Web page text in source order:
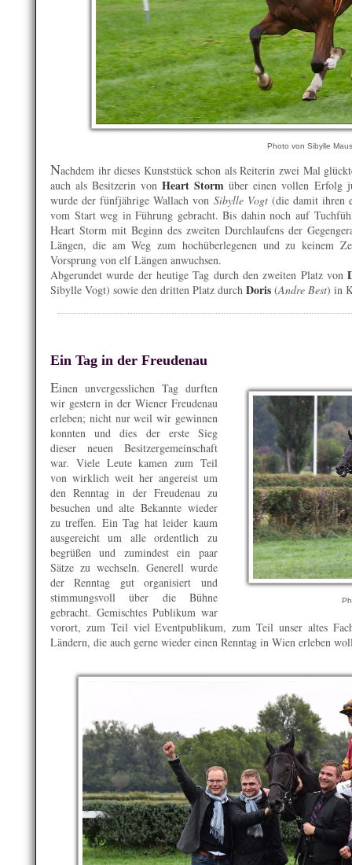
Photo von Sibylle Maus
Nachdem ihr dieses Kunststück schon als Reiterin zwei Mal
auch als Besitzerin vonHeart Storm über einen vollen Erfolg
wurde der fünfjährige Wallach von Sibylle Vogt(die damit ihren
vom Start weg in Führung gebracht. Bis dahin noch auf
Heart Storm mit Beginn des zweiten Durchlaufens der
Längen, die am Weg zum hochüberlegenen und zu keinem
Vorsprung von elf Längen anwuchsen.
Abgerundet wurde der heutige Tag durch den zweiten Platz von
Sibylle Vogt) sowie den dritten Platz durch Doris (Andre Best) in
Ein Tag in der Freudenau
Einen unvergesslichen Tag durften
wir gestern in der Wiener Freudenau
erleben; nicht nur weil wir gewinnen
konnten und dies der erste Sieg
dieser neuen Besitzergemeinschaft
war. Viele Leute kamen zum Teil
von wirklich weit her angereist um
den Renntag in der Freudenau zu
besuchen und alte Bekannte wieder
zu treffen. Ein Tag hat leider kaum
ausgereicht um alle ordentlich zu
begrüßen und zumindest ein paar
Sätze zu wechseln. Generell wurde
der Renntag gut organisiert und
stimmungsvoll über die Bühne
gebracht. Gemischtes Publikum war
vorort, zum Teil viel Eventpublikum, zum Teil unser altes
Ländern, die auch gerne wieder einen Renntag in Wien erleben